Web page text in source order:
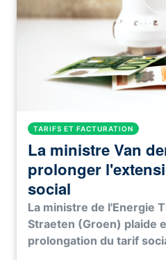
TARIFS ET FACTURATION
La ministre Van
prolonger
social
La ministre de l'Energie
Straeten (Groen) plaide
prolongation du tarif